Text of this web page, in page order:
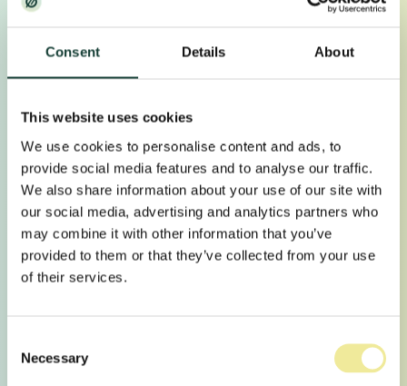
Consent Details About
This website uses cookies
We use cookies to personalise content and ads, to
provide social media features and to analyse our traffic.
We also share information about your use of our site with
our social media, advertising and analytics partners who
may combine it with other information that you’ve
provided to them or that they’ve collected from your use
of their services.
Selection
Necessary
13.03.2018 AV WEBMASTER
Dokke som var elevar eller tilsette ved skulen i
skuleåret 1957/58, 1967/68, 1977/78, 1987/88,
1992/93, 1997/98 og 2007/08 er jubilantar i 2018.
// LES MEIR